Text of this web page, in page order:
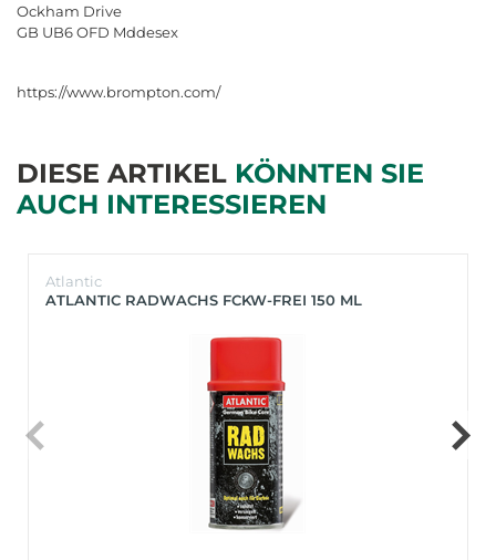
Ockham Drive
GB UB6 OFD Mddesex
https://www.brompton.com/
DIESE ARTIKEL KÖNNTEN SIE
AUCH INTERESSIEREN
Atlantic
ATLANTIC RADWACHS FCKW-FREI 150 ML